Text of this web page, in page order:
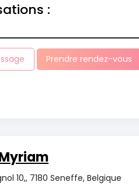
:
Prendre rendez-vous
Myriam
10,, 7180 Seneffe, Belgique